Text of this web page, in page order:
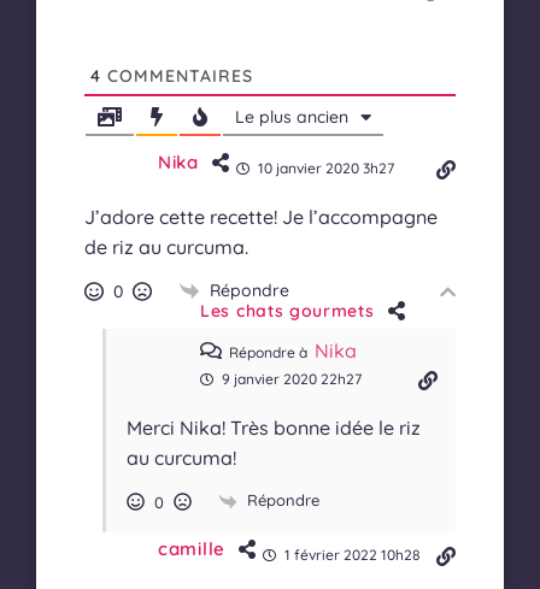
4 COMMENTAIRES
Le plus ancien
Nika 10 janvier 2020 3h27
J’adore cette recette! Je l’accompagne
de riz au curcuma.
0
Répondre
Les chats gourmets
Répondre à Nika
9 janvier 2020 22h27
Merci Nika! Très bonne idée le riz
au curcuma!
0 Répondre
camille 1 février 2022 10h28